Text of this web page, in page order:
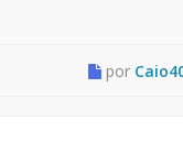
por